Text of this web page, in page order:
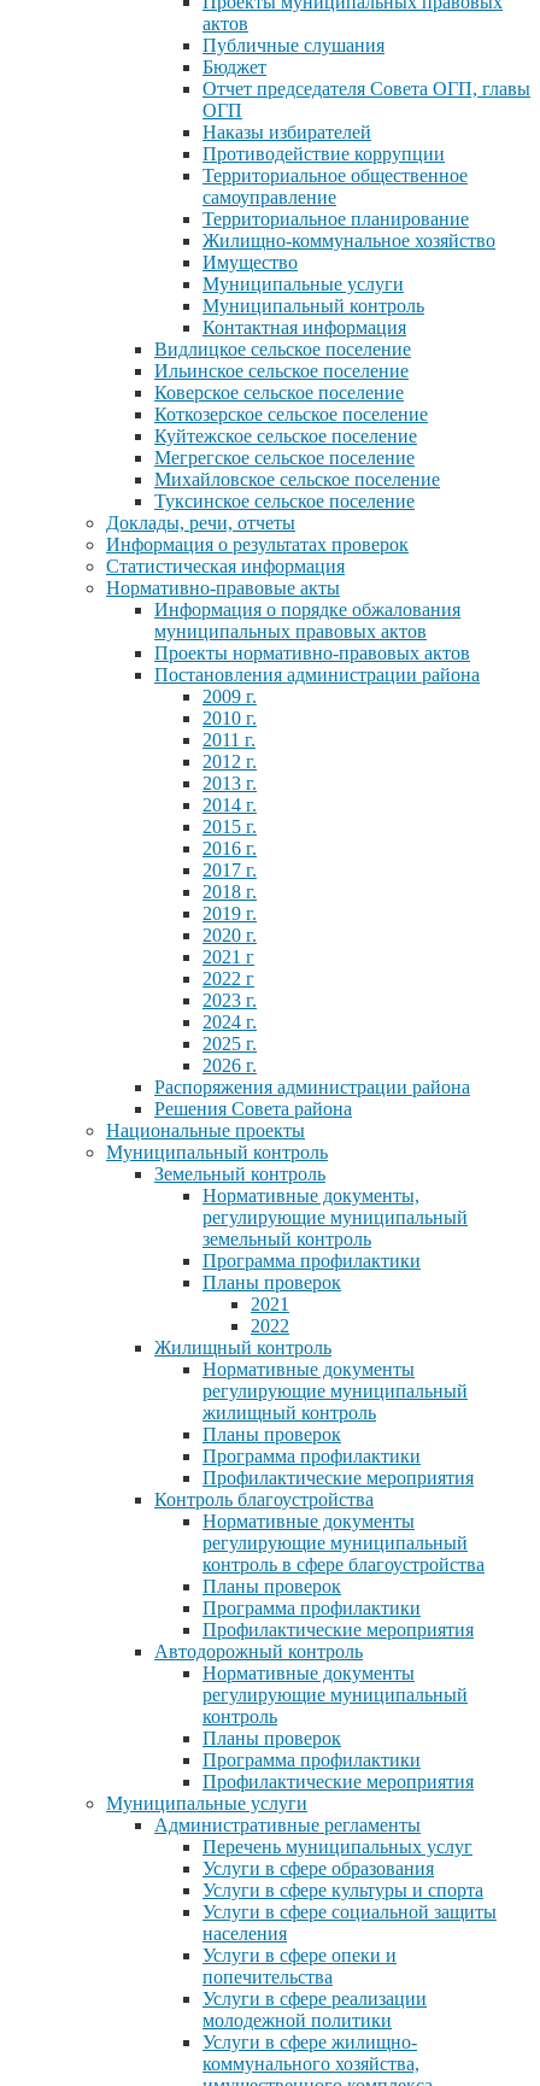
актов
Публичные слушания
Бюджет
Отчет председателя Совета ОГП, главы
ОГП
Наказы избирателей
Противодействие коррупции
Территориальное общественное
самоуправление
Территориальное планирование
Жилищно-коммунальное хозяйство
Имущество
Муниципальные услуги
Муниципальный контроль
Контактная информация
Видлицкое сельское поселение
Ильинское сельское поселение
Коверское сельское поселение
Коткозерское сельское поселение
Куйтежское сельское поселение
Мегрегское сельское поселение
Михайловское сельское поселение
Туксинское сельское поселение
Доклады, речи, отчеты
Информация о результатах проверок
Статистическая информация
Нормативно-правовые акты
Информация о порядке обжалования
муниципальных правовых актов
Проекты нормативно-правовых актов
Постановления администрации района
2009 г.
2010 г.
2011 г.
2012 г.
2013 г.
2014 г.
2015 г.
2016 г.
2017 г.
2018 г.
2019 г.
2020 г.
2021 г
2022 г
2023 г.
2024 г.
2025 г.
2026 г.
Распоряжения администрации района
Решения Совета района
Национальные проекты
Муниципальный контроль
Земельный контроль
Нормативные документы,
регулирующие муниципальный
земельный контроль
Программа профилактики
Планы проверок
2021
2022
Жилищный контроль
Нормативные документы
регулирующие муниципальный
жилищный контроль
Планы проверок
Программа профилактики
Профилактические мероприятия
Контроль благоустройства
Нормативные документы
регулирующие муниципальный
контроль в сфере благоустройства
Планы проверок
Программа профилактики
Профилактические мероприятия
Автодорожный контроль
Нормативные документы
регулирующие муниципальный
контроль
Планы проверок
Программа профилактики
Профилактические мероприятия
Муниципальные услуги
Административные регламенты
Перечень муниципальных услуг
Услуги в сфере образования
Услуги в сфере культуры и спорта
Услуги в сфере социальной защиты
населения
Услуги в сфере опеки и
попечительства
Услуги в сфере реализации
молодежной политики
Услуги в сфере жилищно-
коммунального хозяйства,